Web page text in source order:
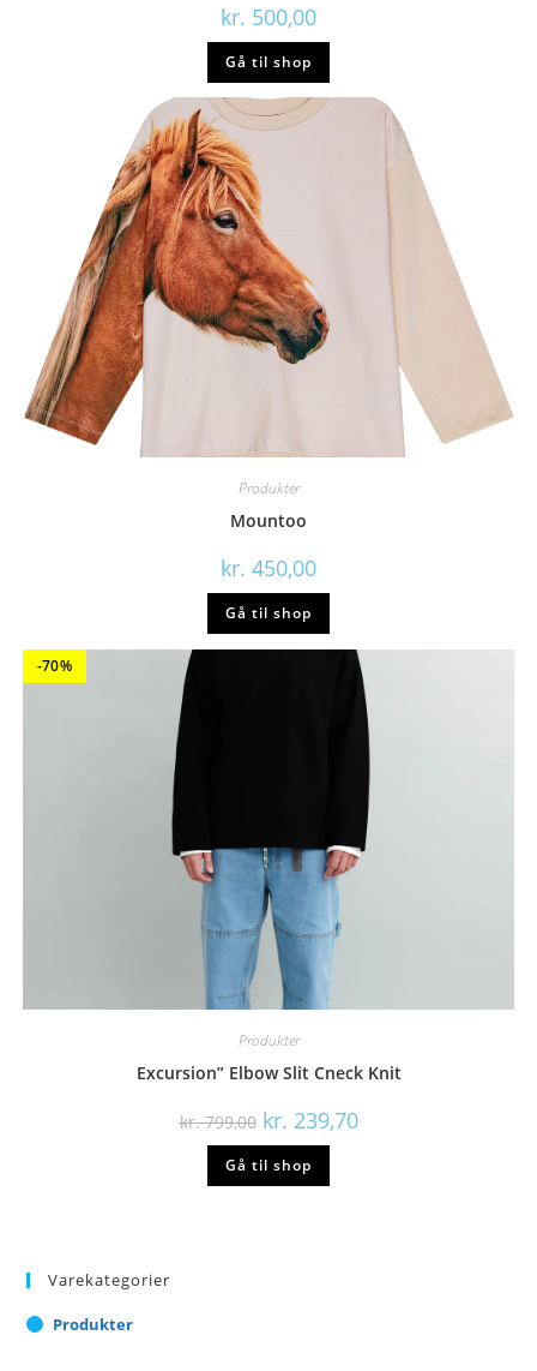
kr. 500,00
Gå til shop
Produkter
Mountoo
kr. 450,00
Gå til shop
-70%
Produkter
Excursion” Elbow Slit Cneck Knit
kr.799,00 Den
oprindelige
pris
var:
kr. 799,00.
kr. 239,70Den
aktuelle
Gå til shop
Varekategorier
Produkter